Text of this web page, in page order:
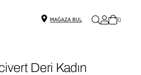
0
Deri Kadın